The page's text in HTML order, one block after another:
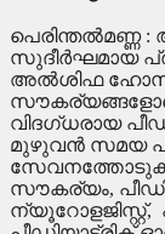
സുദീര്‍ഘമായ
അല്‍ശിഫ
സൗകര്യങ്ങളോടെ
വിദഗ്ധരായ
മുഴുവന്‍ സമയ
സൗകര്യം,
ന്യൂറോളജിസ്റ്റ്,